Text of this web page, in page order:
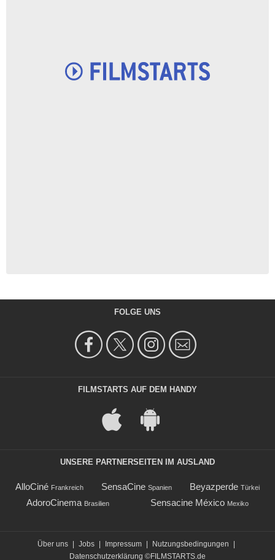
FOLGE UNS
FILMSTARTS AUF DEM HANDY
UNSERE PARTNERSEITEN IM AUSLAND
AlloCiné Frankreich SensaCine Spanien Beyazperde Türkei
AdoroCinema Brasilien Sensacine México Mexiko
Über uns | Jobs | Impressum | Nutzungsbedingungen
|
Datenschutzerklärung ©FILMSTARTS.de